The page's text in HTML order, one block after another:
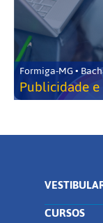
Formiga-MG •
Publicidade
CURSOS